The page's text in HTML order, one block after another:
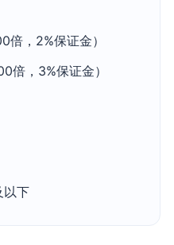
，2%保证金）
倍，3%保证金）
以下